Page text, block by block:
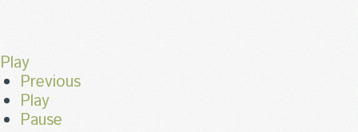
Play
Previous
Play
Pause